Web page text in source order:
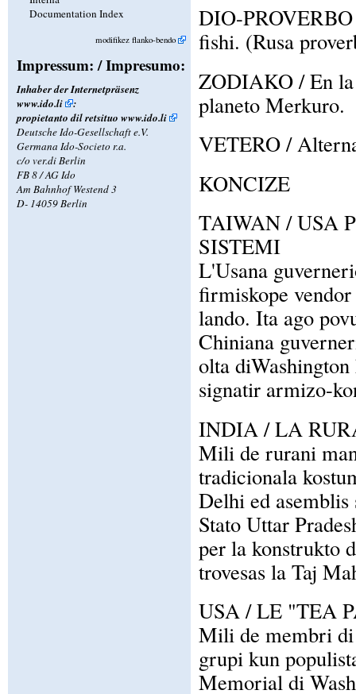
Documentation Index
modifikez flanko-bendo
Impressum: / Impresumo:
Inhaber der Internetpräsenz
www.ido.li
:
propietanto dil retsituo www.ido.li
Deutsche Ido-Gesellschaft e.V.
Germana Ido-Societo r.a.
c/o ver.di Berlin
FB 8 / AG Ido
Am Bahnhof Westend 3
D- 14059 Berlin
DIO-
fishi. (Rusa
ZODIAKO / En
planeto Merkuro.
VETERO /
KONCIZE
TAIWAN / USA
SISTEMI
L'Usana
firmiskope
lando. Ita ago
Chiniana
olta
signatir armizo-
INDIA / LA
Mili de rurani
tradicionala
Delhi ed
Stato Uttar
per la konstrukto
trovesas la Taj
USA / LE "TEA
Mili de membri di
grupi kun
Memorial di